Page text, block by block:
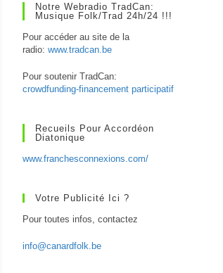
Notre Webradio TradCan:
Musique Folk/Trad 24h/24 !!!
Pour accéder au site de la
radio:www.tradcan.be
Pour soutenir TradCan:
crowdfunding-financement participatif
Recueils Pour Accordéon
Diatonique
www.franchesconnexions.com/
Votre Publicité Ici ?
Pour toutes infos, contactez
info@canardfolk.be